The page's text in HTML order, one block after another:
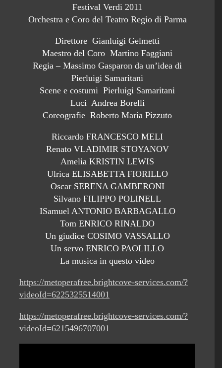
Festival Verdi 2011
Orchestra e Coro del Teatro Regio di Parma
Direttore Gianluigi Gelmetti
Maestro del Coro Martino Faggiani
Regia – Massimo Gasparon da un’idea di
Pierluigi Samaritani
Scene e costumi Pierluigi Samaritani
Luci Andrea Borelli
Coreografie Roberto Maria Pizzuto
Riccardo FRANCESCO MELI
Renato VLADIMIR STOYANOV
Amelia KRISTIN LEWIS
Ulrica ELISABETTA FIORILLO
Oscar SERENA GAMBERONI
Silvano FILIPPO POLINELL
ISamuel ANTONIO BARBAGALLO
Tom ENRICO RINALDO
Un giudice COSIMO VASSALLO
Un servo ENRICO PAOLILLO
La musica in questo video
https://metoperafree.brightcove-services.com/?
videoId=6225325514001
https://metoperafree.brightcove-services.com/?
videoId=6215496707001